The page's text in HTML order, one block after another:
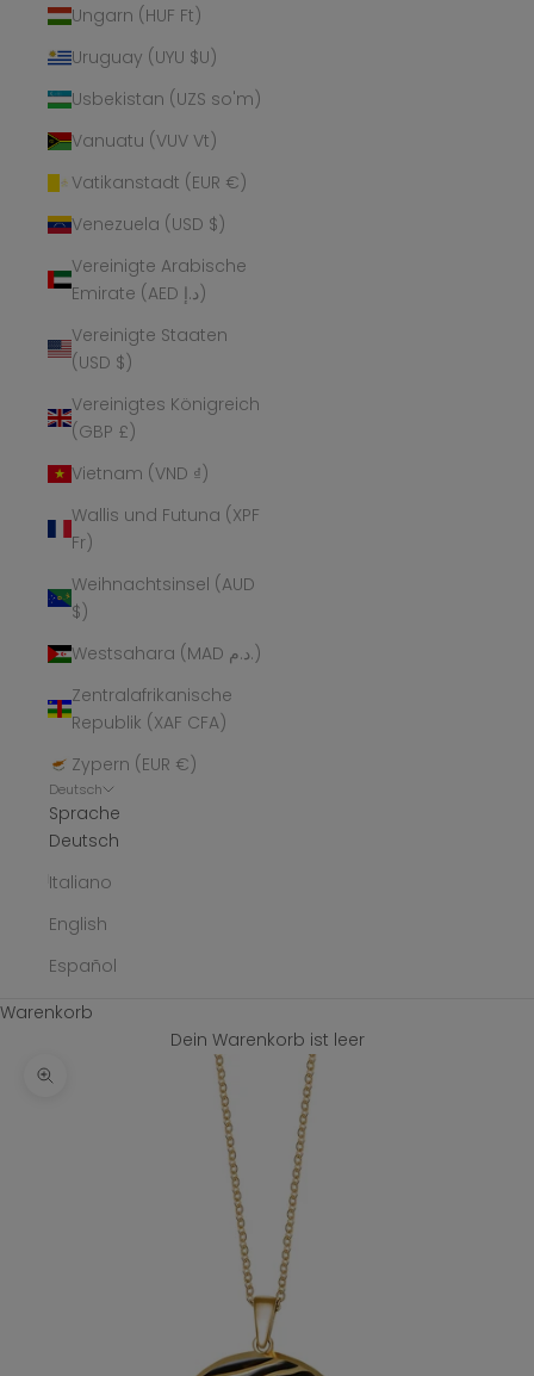
Ungarn (HUF Ft)
Uruguay (UYU $U)
Usbekistan (UZS so'm)
Vanuatu (VUV Vt)
Vatikanstadt (EUR €)
Venezuela (USD $)
Vereinigte Arabische
Emirate (AED د.إ)
Vereinigte Staaten
(USD $)
Vereinigtes Königreich
(GBP £)
Vietnam (VND ₫)
Wallis und Futuna (XPF
Fr)
Weihnachtsinsel (AUD
$)
Westsahara (MAD د.م.)
Zentralafrikanische
Republik (XAF CFA)
Zypern (EUR €)
Deutsch
Sprache
Deutsch
Italiano
English
Español
Warenkorb
Dein Warenkorb ist leer
Bild vergrößern